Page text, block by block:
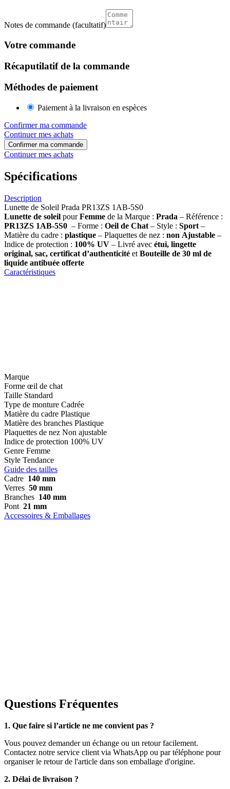
Notes de commande (facultatif)
Votre commande
Récaputilatif de la commande
Méthodes de paiement
Paiement à la livraison en espèces
Confirmer ma commande
Continuer mes achats
Confirmer ma commande
Continuer mes achats
Spécifications
Description
Lunette de Soleil Prada PR13ZS 1AB-5S0
Lunette de soleil pourFemme de la Marque : Prada – Référence :
PR13ZS 1AB-5S0 – Forme : Oeil de Chat – Style : Sport –
Matière du cadre : plastique – Plaquettes de nez : non Ajustable –
Indice de protection : 100% UV – Livré avec étui, lingette
original, sac, certificat d’authenticité et Bouteille de 30 ml de
liquide antibuée offerte
Caractéristiques
Marque
Forme œil de chat
Taille Standard
Type de monture Cadrée
Matière du cadre Plastique
Matière des branches Plastique
Plaquettes de nez Non ajustable
Indice de protection 100% UV
Genre Femme
Style Tendance
Guide des tailles
Cadre 140 mm
Verres 50 mm
Branches 140 mm
Pont 21 mm
Accessoires & Emballages
Questions Fréquentes
1. Que faire si l’article ne me convient pas ?
Vous pouvez demander un échange ou un retour facilement.
Contactez notre service client via WhatsApp ou par téléphone pour
organiser le retour de l'article dans son emballage d'origine.
2. Délai de livraison ?